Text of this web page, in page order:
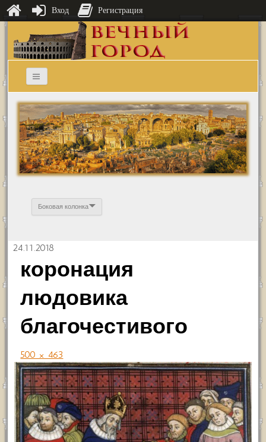
Боковая колонка
24.11.2018
коронация
людовика
благочестивого
500 × 463
Вход Регистрация